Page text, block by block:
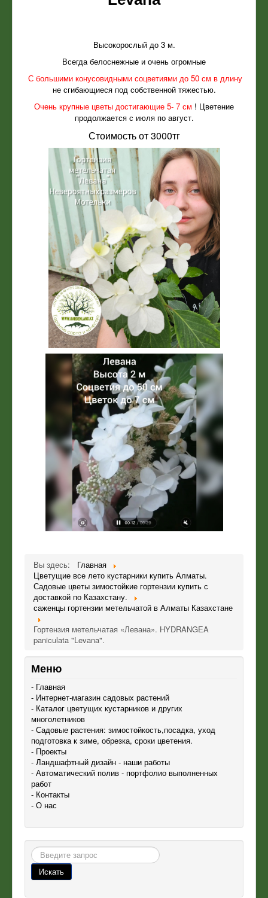
Высокорослый до 3 м.
Всегда белоснежные и очень огромные
С большими конусовидными соцветиями до 50 см в длину
не сгибающиеся под собственной тяжестью.
Очень крупные цветы достигающие 5- 7 см ! Цветение
продолжается с июля по август.
Стоимость от 3000тг
Вы здесь:
Главная
Цветущие все лето кустарники купить Алматы.
Садовые цветы зимостойкие гортензии купить с
доставкой по Казахстану.
саженцы гортензии метельчатой в Алматы Казахстане
Гортензия метельчатая «Левана». HYDRANGEA
paniculata "Levana".
Меню
- Главная
- Интернет-магазин садовых растений
- Каталог цветущих кустарников и других
многолетников
- Садовые растения: зимостойкость,посадка, уход
подготовка к зиме, обрезка, сроки цветения.
- Проекты
- Ландшафтный дизайн - наши работы
- Автоматический полив - портфолио выполненных
работ
- Контакты
- О нас
Поиск
Искать